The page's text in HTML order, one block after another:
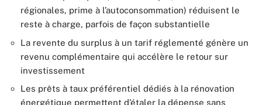
régionales, prime à l’autoconsommation) réduisent le
reste à charge, parfois de façon substantielle
La revente du surplus à un tarif réglementé génère un
revenu complémentaire qui accélère le retour sur
investissement
Les prêts à taux préférentiel dédiés à la rénovation
énergétique permettent d’étaler la dépense sans